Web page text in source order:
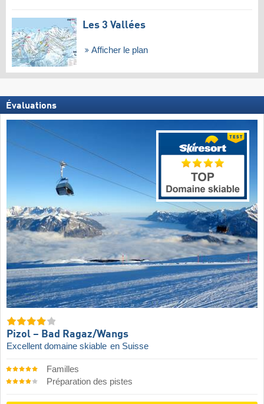
Les 3 Vallées
Afficher le plan
Évaluations
Pizol – Bad Ragaz/​Wangs
Excellent domaine skiable en Suisse
Familles
Préparation des pistes